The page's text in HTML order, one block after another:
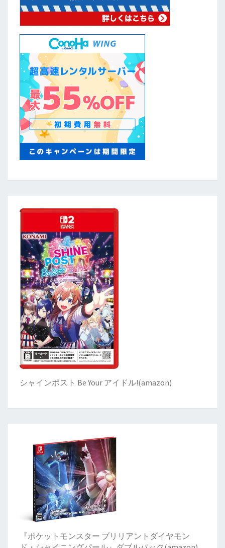
シャインポスト Be Your アイドル!(amazon)
『ポケットモンスター ブリリアントダイヤモン